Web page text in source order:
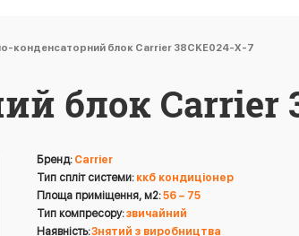
конденсаторний блок Carrier 38CKE024-X-7
блок Carrier
Бренд: Carrier
Тип спліт системи: ккб кондиціонер
Площа приміщення, м2:56 – 75
Тип компресору:звичайний
Наявність:Знятий з виробництва